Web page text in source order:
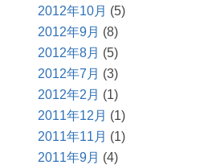
2012年10月 (5)
2012年9月 (8)
2012年8月 (5)
2012年7月 (3)
2012年2月 (1)
2011年12月 (1)
2011年11月 (1)
2011年9月 (4)